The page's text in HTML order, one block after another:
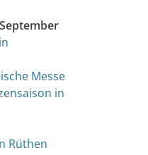
Messe
in
Rüthen